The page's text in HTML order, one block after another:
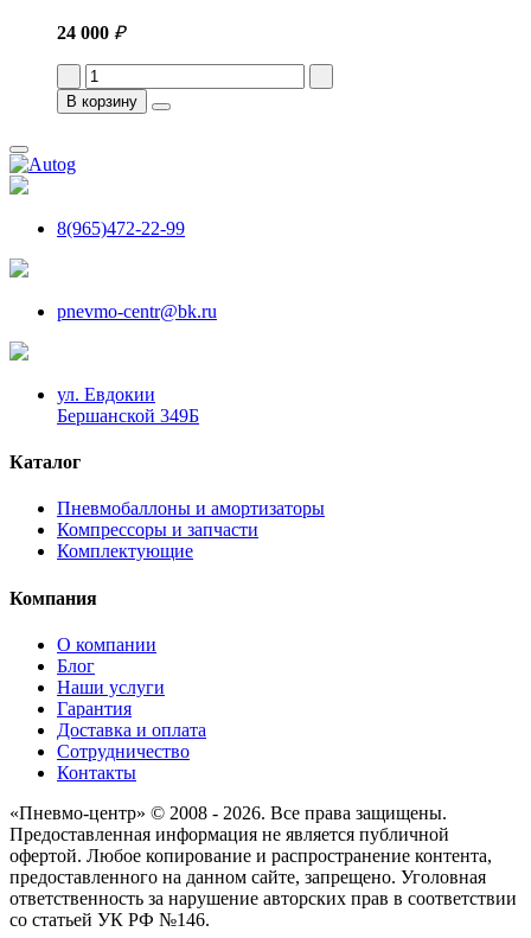
24 000 ₽
В корзину
8(965)472-22-99
pnevmo-centr@bk.ru
ул. Евдокии
Бершанской 349Б
Каталог
Пневмобаллоны и амортизаторы
Компрессоры и запчасти
Комплектующие
Компания
О компании
Блог
Наши услуги
Гарантия
Доставка и оплата
Сотрудничество
Контакты
«Пневмо-центр» © 2008 - 2026. Все права защищены.
Предоставленная информация не является публичной
офертой. Любое копирование и распространение контента,
предоставленного на данном сайте, запрещено. Уголовная
ответственность за нарушение авторских прав в соответствии
со статьей УК РФ №146.